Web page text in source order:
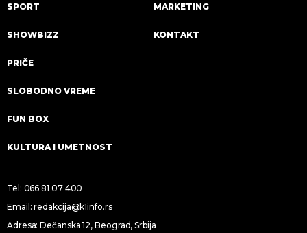
SPORT
SHOWBIZZ
PRIČE
SLOBODNO VREME
FUN BOX
KULTURA I UMETNOST
MARKETING
KONTAKT
Tel: 066 81 07 400
Email:redakcija@k1info.rs
Adresa: Dečanska 12, Beograd, Srbija